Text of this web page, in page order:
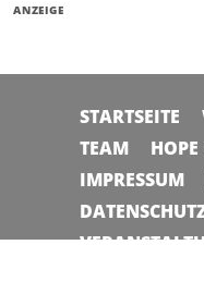
ANZEIGE
STARTSEITE
TEAM
IMPRESSUM